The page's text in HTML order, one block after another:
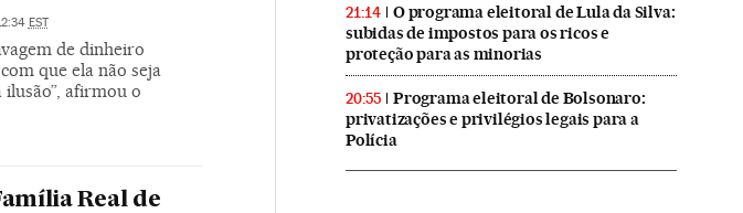
EST
de dinheiro
que ela não seja
afirmou o
Real de
21:14
O programa eleitoral de Lula da Silva:
subidas de impostos para os ricos e
proteção para as minorias
20:55
Programa eleitoral de Bolsonaro:
privatizações e privilégios legais para a
Polícia